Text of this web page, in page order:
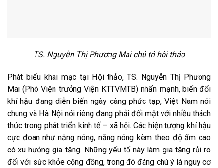
TS. Nguyễn Thị Phương Mai chủ trì hội thảo
Phát biểu khai mạc tại Hội thảo, TS. Nguyễn Thị Phương
Mai (Phó Viện trưởng Viện KTTVMTB) nhấn mạnh, biến đổi
khí hậu đang diễn biến ngày càng phức tạp, Việt Nam nói
chung và Hà Nội nói riêng đang phải đối mặt với nhiều thách
thức trong phát triển kinh tế – xã hội. Các hiện tượng khí hậu
cực đoan như nắng nóng, nắng nóng kèm theo độ ẩm cao
có xu hướng gia tăng. Những yếu tố này làm gia tăng rủi ro
đối với sức khỏe cộng đồng, trong đó đáng chú ý là nguy cơ